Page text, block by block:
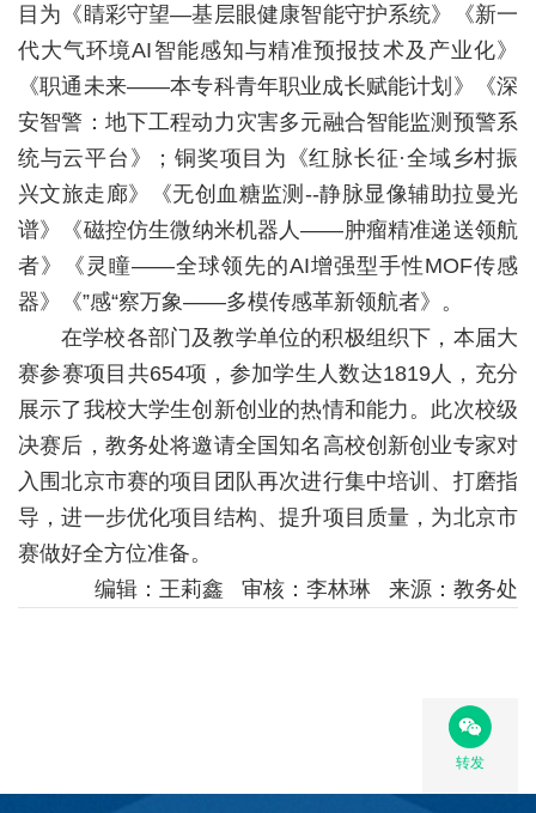
作
流
目为《睛彩守望—基层眼健康智能守护系统》《新一
代大气环境AI智能感知与精准预报技术及产业化》
《职通未来——本专科青年职业成长赋能计划》《深
安智警：地下工程动力灾害多元融合智能监测预警系
统与云平台》；铜奖项目为《红脉长征·全域乡村振
兴文旅走廊》《无创血糖监测--静脉显像辅助拉曼光
谱》《磁控仿生微纳米机器人——肿瘤精准递送领航
者》《灵瞳——全球领先的AI增强型手性MOF传感
器》《”感“察万象——多模传感革新领航者》。
在学校各部门及教学单位的积极组织下，本届大
赛参赛项目共654项，参加学生人数达1819人，充分
展示了我校大学生创新创业的热情和能力。此次校级
决赛后，教务处将邀请全国知名高校创新创业专家对
入围北京市赛的项目团队再次进行集中培训、打磨指
导，进一步优化项目结构、提升项目质量，为北京市
赛做好全方位准备。
编辑：王莉鑫 审核：李林琳 来源：教务处
转发